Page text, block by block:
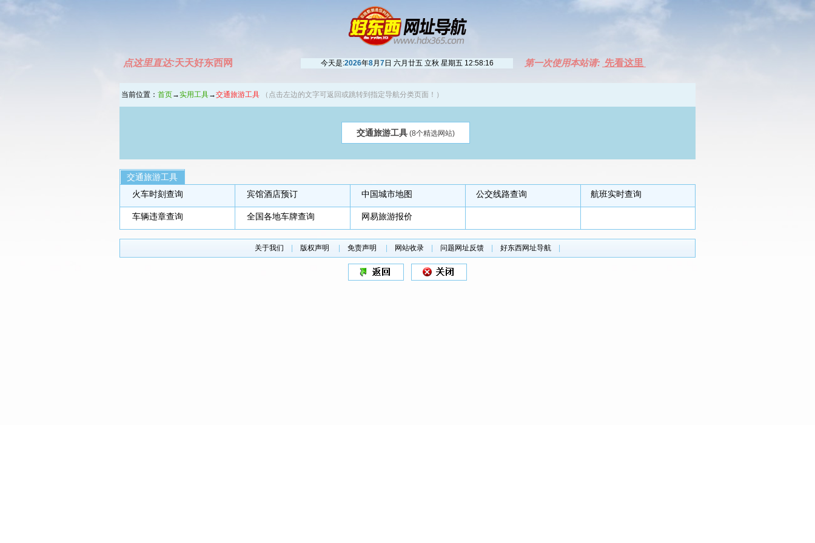
点这里直达:天天好东西网 今天是:2026年8月 7日 六月廿五 立秋 星期五 12:58:16 第一次使用本站请: 先看这里
当前位置： 首页→实用工具→交通旅游工具 （点击左边的文字可返回或跳转到指定导航分类页面！）
交通旅游工具 (8个精选网站)
交通旅游工具
火车时刻查询
宾馆酒店预订 中国城市地图 公交线路查询 航班实时查询
车辆违章查询 全国各地车牌查询 网易旅游报价
关于我们 版权声明 免责声明 网站收录 问题网址反馈 好东西网址导航